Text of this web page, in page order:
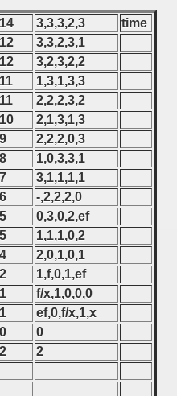
14 3,3,3,2,3
time
12
3,3,2,3,1
12
3,2,3,2,2
11
1,3,1,3,3
11
2,2,2,3,2
10
2,1,3,1,3
9
2,2,2,0,3
8
1,0,3,3,1
7
3,1,1,1,1
6
-,2,2,2,0
5
0,3,0,2,ef
5
1,1,1,0,2
4
2,0,1,0,1
2
1,f,0,1,ef
1
f/x,1,0,0,0
1
ef,0,f/x,1,x
0
0
2 2